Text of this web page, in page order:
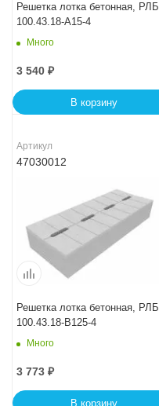
Решетка лотка бетонная, РЛБ
100.43.18-A15-4
Много
3 540 ₽
В корзину
Артикул
47030012
Решетка лотка бетонная, РЛБ
100.43.18-B125-4
Много
3 773 ₽
В корзину